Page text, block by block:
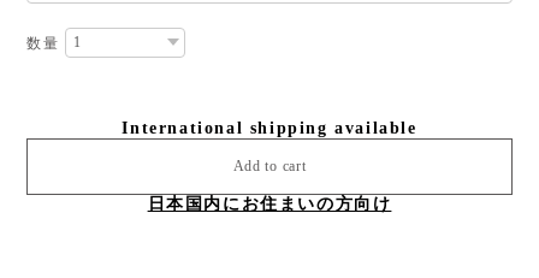
数量
International shipping available
Add to cart
日本国内にお住まいの方向け